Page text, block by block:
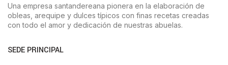
Una empresa santandereana pionera en la elaboración de
obleas, arequipe y dulces típicos con finas recetas creadas
con todo el amor y dedicación de nuestras abuelas.
SEDE PRINCIPAL